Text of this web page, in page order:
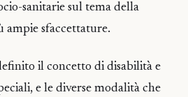
sanitarie sul tema della
ampie sfaccettature.
il concetto di disabilità e
e le diverse modalità che